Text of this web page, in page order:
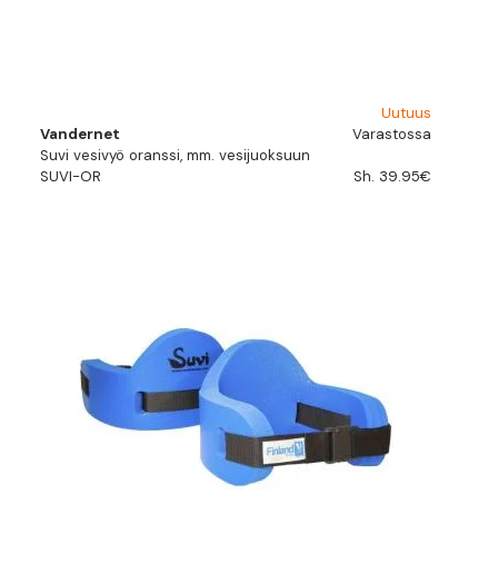
Uutuus
Vandernet
Varastossa
Suvi vesivyö oranssi, mm. vesijuoksuun
SUVI-OR
Sh. 39.95€